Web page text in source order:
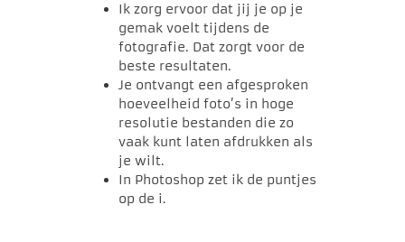
Ik zorg ervoor dat jij je op je
gemak voelt tijdens de
fotografie. Dat zorgt voor de
beste resultaten.
Je ontvangt een afgesproken
hoeveelheid foto’s in hoge
resolutie bestanden die zo
vaak kunt laten afdrukken als
je wilt.
In Photoshop zet ik de puntjes
op de i.